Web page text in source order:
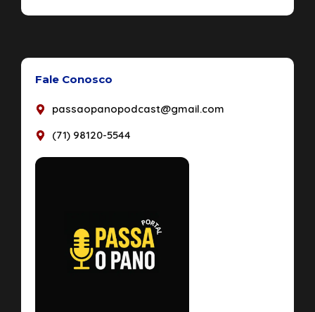
Fale Conosco
passaopanopodcast@gmail.com
(71) 98120-5544